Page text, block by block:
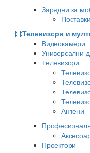
Зарядни за
Телевизори и
Видеокамери
Универсални
Телевизори
Антени
Проектори